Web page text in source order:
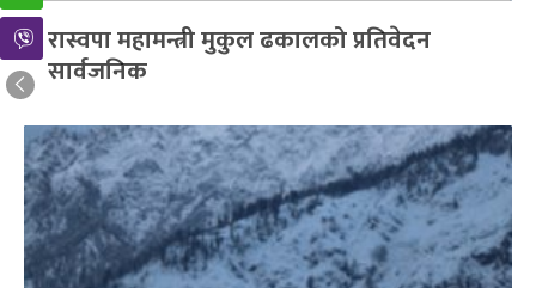
रास्वपा महामन्त्री मुकुल ढकालको प्रतिवेदन
सार्वजनिक